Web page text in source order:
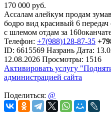
170 000 руб.
Ассалам алейкум продам
бодро вид красивый 6
с шлемом отдам за
Телефон: +7(988)128-87-35
ID: 6615569 Назрань Дата:
12.08.2026 Просмотры: 1516
Активировать услугу
администрацией сайта
Поделиться: @